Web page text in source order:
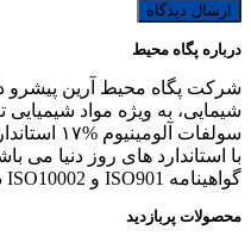
درباره پگاه محیط
شرکت پگاه محیط آرین پیشرو در
شیمایی، به ویژه مواد
با استاندارد های روز دنیا می
گواهینامه ISO901 و ISO10002 در سال ۱۳۸۹ و ۱۳۹۰ شده است.
محصولات پربازدید